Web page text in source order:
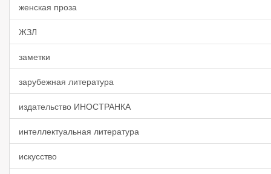
женская проза
ЖЗЛ
заметки
зарубежная литература
издательство ИНОСТРАНКА
интеллектуальная литература
искусство